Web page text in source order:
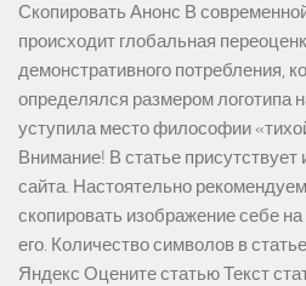
Скопировать Анонс В
происходит глобальная
демонстративного потребления,
определялся размером логотипа
уступила место философии
Внимание! В статье присутствует
сайта. Настоятельно
скопировать изображение себе
его. Количество символов в
Яндекс Оцените статью Текст